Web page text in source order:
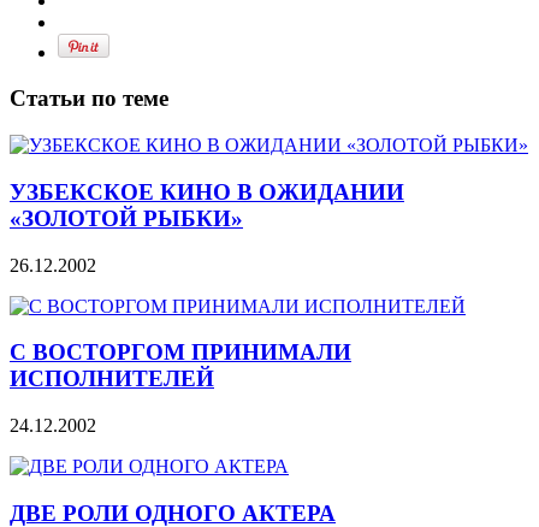
Статьи по теме
УЗБЕКСКОЕ КИНО В ОЖИДАНИИ
«ЗОЛОТОЙ РЫБКИ»
26.12.2002
С ВОСТОРГОМ ПРИНИМАЛИ
ИСПОЛНИТЕЛЕЙ
24.12.2002
ДВЕ РОЛИ ОДНОГО АКТЕРА